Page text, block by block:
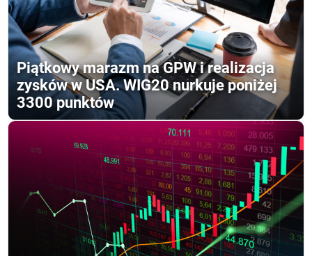
Piątkowy marazm na GPW i realizacja
zysków w USA. WIG20 nurkuje poniżej
3300 punktów